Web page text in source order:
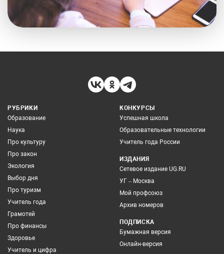
РУБРИКИ
Образование
Наука
Про культуру
Про закон
Экология
Выбор дня
Про туризм
Учитель года
Грамотей
Про финансы
Здоровье
Учитель и цифра
КОНКУРСЫ
Успешная школа
Образовательные технологии
Учитель года России
ИЗДАНИЯ
Сетевое издание UG.RU
УГ – Москва
Мой профсоюз
Архив номеров
ПОДПИСКА
Бумажная версия
Онлайн-версия